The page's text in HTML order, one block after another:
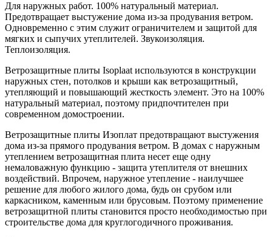
Для наружных работ. 100% натуральный материал.
Предотвращает выстужение дома из-за продувания ветром.
Одновременно с этим служит ограничителем и защитой для
мягких и сыпучих утеплителей. Звукоизоляция.
Теплоизоляция.
Ветрозащитные плиты Isoplaat используются в конструкции
наружных стен, потолков и крыши как ветрозащитный,
утепляющий и повышающий жесткость элемент. Это на 100%
натуральный материал, поэтому придпочтителен при
современном домостроении.
Ветрозащитные плиты Изоплат предотвращают выстужения
дома из-за прямого продувания ветром. В домах с наружным
утеплением ветрозащитная плита несет еще одну
немаловажную функцию - защита утеплителя от внешних
воздействий. Впрочем, наружное утепление - наилучшее
решение для любого жилого дома, будь он срубом или
каркасником, каменным или брусовым. Поэтому применение
ветрозащитной плиты становится просто необходимостью при
строительстве дома для круглогодичного проживания.